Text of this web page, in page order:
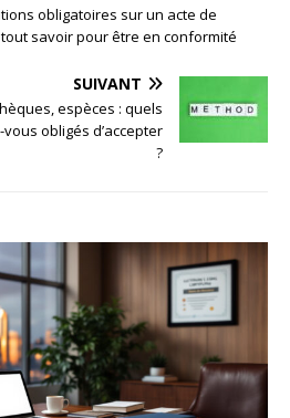
obligatoires sur un acte de
savoir pour être en conformité
SUIVANT
espèces : quels
obligés d’accepter
?